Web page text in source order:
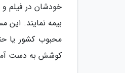
خودشان در فیلم و
بیمه نمایند. این
محبوب کشور یا
کوشش به دست